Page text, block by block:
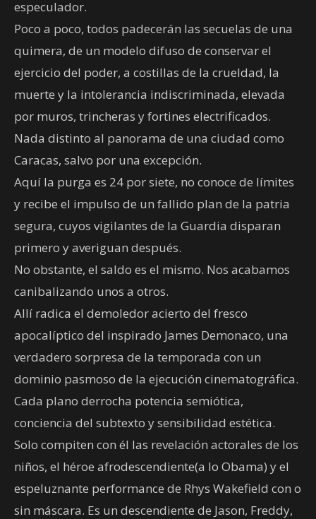
especulador.
Poco a poco, todos padecerán las secuelas de una
quimera, de un modelo difuso de conservar el
ejercicio del poder, a costillas de la crueldad, la
muerte y la intolerancia indiscriminada, elevada
por muros, trincheras y fortines electrificados.
Nada distinto al panorama de una ciudad como
Caracas, salvo por una excepción.
Aquí la purga es 24 por siete, no conoce de límites
y recibe el impulso de un fallido plan de la patria
segura, cuyos vigilantes de la Guardia disparan
primero y averiguan después.
No obstante, el saldo es el mismo. Nos acabamos
canibalizando unos a otros.
Allí radica el demoledor acierto del fresco
apocalíptico del inspirado James Demonaco, una
verdadero sorpresa de la temporada con un
dominio pasmoso de la ejecución cinematográfica.
Cada plano derrocha potencia semiótica,
conciencia del subtexto y sensibilidad estética.
Solo compiten con él las revelación actorales de los
niños, el héroe afrodescendiente(a lo Obama) y el
espeluznante performance de Rhys Wakefield con o
sin máscara. Es un descendiente de Jason, Freddy,